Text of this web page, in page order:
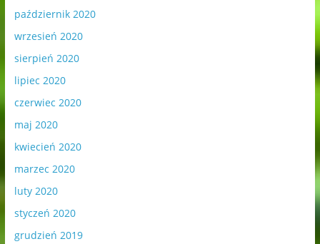
październik 2020
wrzesień 2020
sierpień 2020
lipiec 2020
czerwiec 2020
maj 2020
kwiecień 2020
marzec 2020
luty 2020
styczeń 2020
grudzień 2019